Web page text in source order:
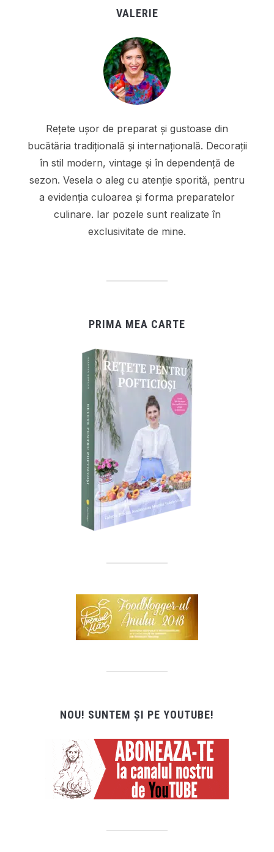
VALERIE
Rețete ușor de preparat și gustoase din
bucătăria tradițională și internațională. Decorații
în stil modern, vintage și în dependență de
sezon. Vesela o aleg cu atenție sporită, pentru
a evidenția culoarea și forma preparatelor
culinare. Iar pozele sunt realizate în
exclusivitate de mine.
PRIMA MEA CARTE
NOU! SUNTEM ȘI PE YOUTUBE!